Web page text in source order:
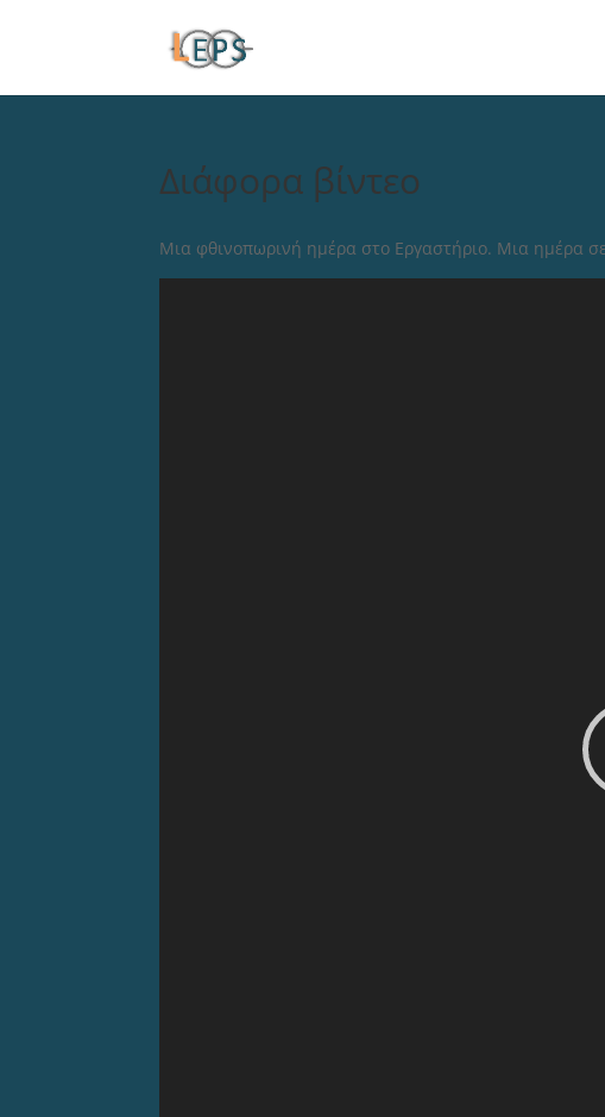
Διάφορα βίντεο
Μια φθινοπωρινή ημέρα στο Εργαστήριο. Μια ημέρα